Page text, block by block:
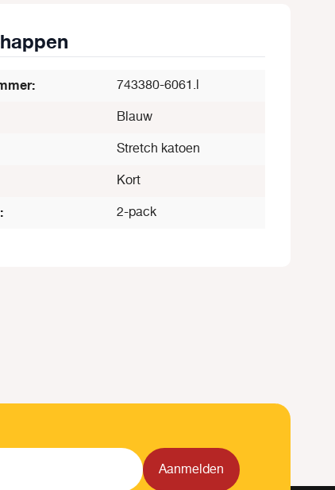
743380-6061.l
Blauw
Stretch katoen
Kort
2-pack
Aanmelden